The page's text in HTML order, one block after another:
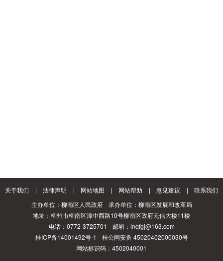
关于我们 | 法律声明 | 网站地图 | 网站帮助 | 意见建议 |
联系我们
主办单位：柳南区人民政府
承办单位：柳南区发展和改革局
地址：柳州市柳南区潭中西路10号柳南区政府元信大楼11楼
电话：0772-3725701
邮箱：lnqfgj@163.com
桂ICP备14001492号-1
桂公网安备 45020402000030号
网站标识码：4502040001